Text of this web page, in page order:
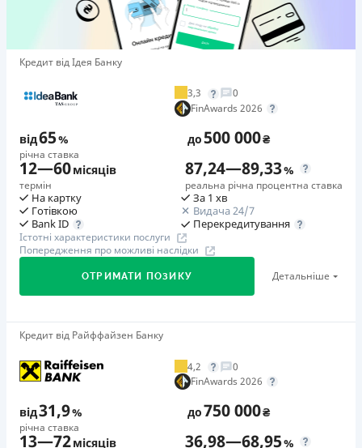
Перший займ
вiд 0,01%/день до 30 000 ₴
Повторний займ
Додаткова комісія за дострокове погашення
у будь-який момент можна повністю погасити позику без
додаткових плат
Страховка
відсутня
Штрафи
Неустойка за невиконання та/або неналежне виконання
споживачем грошових зобов’язань: штраф у розмірі 75%
від суми невиконаного та/або неналежного виконання
зобов’язання на 2-й день кожного факту такого
невиконання та/або неналежного виконання.
Детальніше читайте на сайті МФО.
Необхідні документи
Паспорт,ІПН
Вік
18 - 65 років
Переваги
Кредит від Ідея Банку
3,3
0
FinAwards 2026
від65%
річна ставка
до500 000₴
12—60місяців
термін
87,24—89,33%
реальна річна процентна ставка
На картку
Готівкою
Bank ID
За 1 хв
Видача 24/7
Перекредитування
Істотні характеристики послуги
Попередження про можливі наслідки
ОТРИМАТИ ПОЗИКУ Детальніше
🥇Переможець FinAwards 2026
Переможець FinAwards 2026 «Найкращий кредит
готівкою»
вiд 65%/рік до 500 000 ₴
Додаткова комісія за дострокове погашення
Кредит від Райффайзен Банку
4,2
0
FinAwards 2026
від31,9%
річна ставка
до750 000₴
13—72місяців 36,98—68,95%